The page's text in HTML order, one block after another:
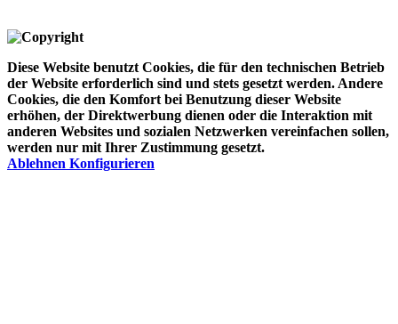
Diese Website benutzt Cookies, die für den technischen Betrieb
der Website erforderlich sind und stets gesetzt werden. Andere
Cookies, die den Komfort bei Benutzung dieser Website
erhöhen, der Direktwerbung dienen oder die Interaktion mit
anderen Websites und sozialen Netzwerken vereinfachen sollen,
werden nur mit Ihrer Zustimmung gesetzt.
Ablehnen Konfigurieren